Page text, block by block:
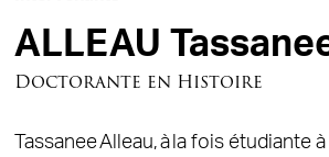
ALLEAU
Doctorante en Histoire
Tassanee Alleau, à la fois étudiante à